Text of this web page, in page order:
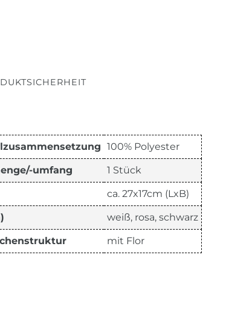
100% Polyester
umfang 1 Stück
ca. 27x17cm (LxB)
weiß, rosa, schwarz
mit Flor